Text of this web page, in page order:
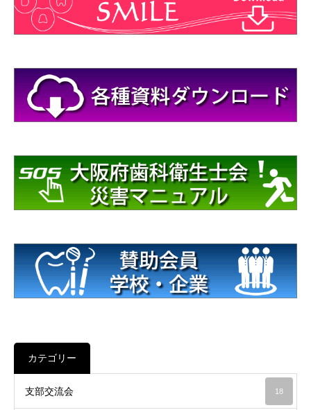
カテゴリー
支部交流会 18